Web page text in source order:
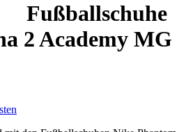
Fußballschuhe
2 Academy MG